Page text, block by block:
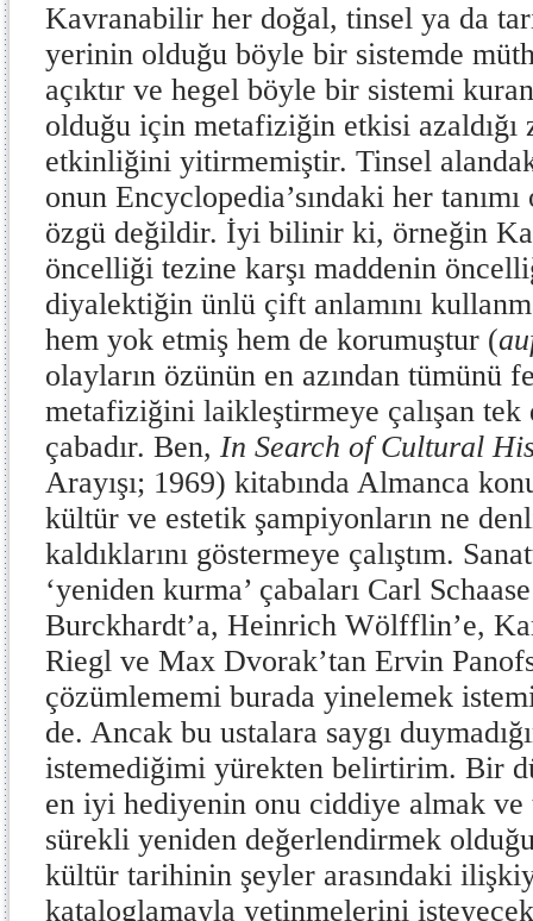
Kavranabilir her doğal, tinsel ya da
yerinin olduğu böyle bir sistemde
açıktır ve hegel böyle bir sistemi
olduğu için metafiziğin etkisi azaldığı
etkinliğini yitirmemiştir. Tinsel
onun Encyclopedia’sındaki her
özgü değildir. İyi bilinir ki, örneğin
öncelliği tezine karşı maddenin
diyalektiğin ünlü çift anlamını
hem yok etmiş hem de korumuştur (
olayların özünün en azından tümünü
metafiziğini laikleştirmeye çalışan tek
çabadır. Ben, In Search of Cultural
Arayışı; 1969) kitabında Almanca
kültür ve estetik şampiyonların ne
kaldıklarını göstermeye çalıştım.
‘yeniden kurma’ çabaları Carl
Burckhardt’a, Heinrich Wölfflin’e,
Riegl ve Max Dvorak’tan Ervin
çözümlememi burada yinelemek
de. Ancak bu ustalara saygı
istemediğimi yürekten belirtirim. Bir
en iyi hediyenin onu ciddiye almak ve
sürekli yeniden değerlendirmek
kültür tarihinin şeyler arasındaki
kataloglamayla yetinmelerini